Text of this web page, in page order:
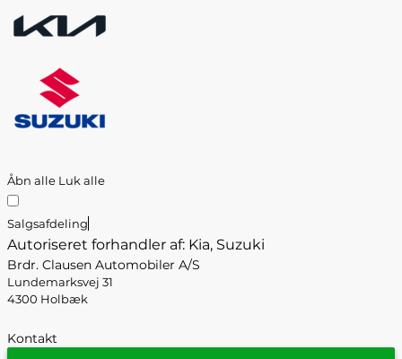
Åbn alle Luk alle
Salgsafdeling
Autoriseret forhandler af: Kia, Suzuki
Brdr. Clausen Automobiler A/S
Lundemarksvej 31
4300 Holbæk
Kontakt